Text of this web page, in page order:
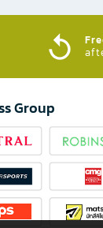
Group